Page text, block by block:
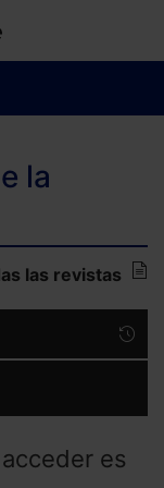
la
las revistas
es